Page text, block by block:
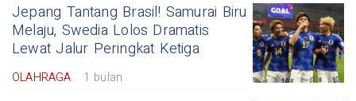
Jepang Tantang Brasil! Samurai Biru
Melaju, Swedia Lolos Dramatis
Lewat Jalur Peringkat Ketiga
OLAHRAGA 1 bulan